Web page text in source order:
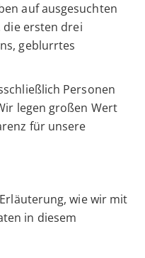
auf ausgesuchten
die ersten drei
geblurrtes
Personen
legen großen Wert
für unsere
wie wir mit
in diesem